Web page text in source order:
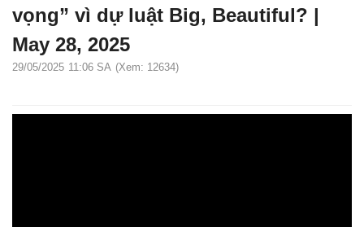
vọng” vì dự luật Big, Beautiful? |
May 28, 2025
29/05/2025 11:06 SA (Xem: 12634)